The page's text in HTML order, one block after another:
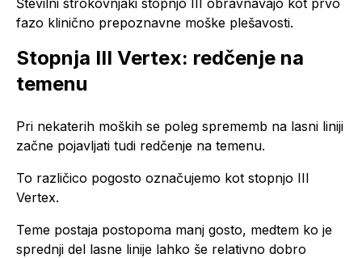
fazo klinično prepoznavne moške plešavosti.
Stopnja III Vertex: redčenje na
temenu
Pri nekaterih moških se poleg sprememb na lasni liniji
začne pojavljati tudi redčenje na temenu.
To različico pogosto označujemo kot stopnjo III
Vertex.
Teme postaja postopoma manj gosto, medtem ko je
sprednji del lasne linije lahko še relativno dobro